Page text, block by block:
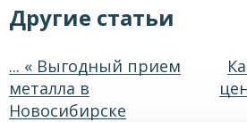
Другие статьи
... « Выгодный прием
металла в
Новосибирске